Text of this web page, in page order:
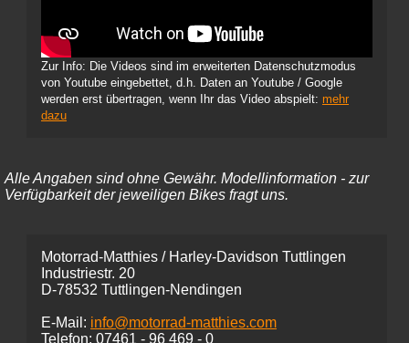
Zur Info: Die Videos sind im erweiterten Datenschutzmodus
von Youtube eingebettet, d.h. Daten an Youtube / Google
werden erst übertragen, wenn Ihr das Video abspielt: mehr
dazu
Alle Angaben sind ohne Gewähr. Modellinformation - zur
Verfügbarkeit der jeweiligen Bikes fragt uns.
Motorrad-Matthies / Harley-Davidson Tuttlingen
Industriestr. 20
D-78532 Tuttlingen-Nendingen
E-Mail: info@motorrad-matthies.com
Telefon: 07461 - 96 469 - 0